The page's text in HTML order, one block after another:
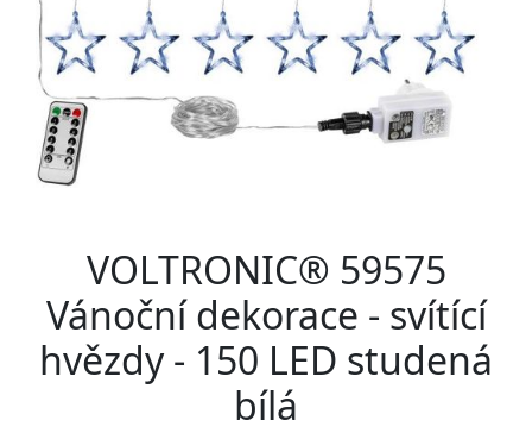
VOLTRONIC® 59575
Vánoční dekorace - svítící
hvězdy - 150 LED studená
bílá